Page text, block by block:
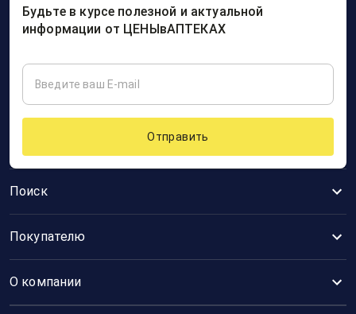
Поиск
Покупателю
О компании
Будьте в курсе полезной и актуальной
информации от ЦЕНЫвАПТЕКАХ
Отправить